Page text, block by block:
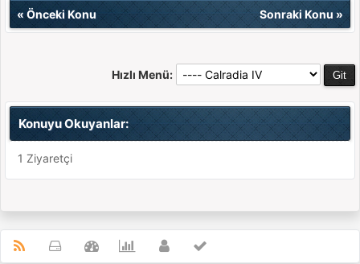
« Önceki Konu Sonraki Konu»
Hızlı Menü:
Konuyu Okuyanlar:
1 Ziyaretçi